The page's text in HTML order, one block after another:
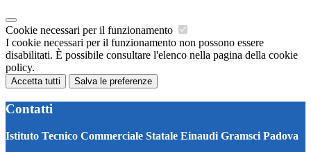
Cookie necessari per il funzionamento
I cookie necessari per il funzionamento non possono essere
disabilitati. È possibile consultare l'elenco nella pagina della cookie
policy.
Accetta tutti Salva le preferenze
Contatti
Istituto Tecnico Commerciale Statale Einaudi Gramsci Padova